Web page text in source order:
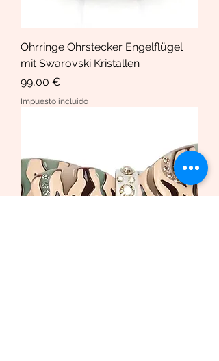
Ohrringe Ohrstecker Engelflügel
mit Swarovski Kristallen
Precio
99,00 €
Impuesto incluido